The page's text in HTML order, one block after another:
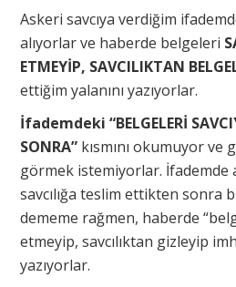
Askeri savcıya verdiğim
alıyorlar ve haberde belgeleri
ETMEYİP, SAVCILIKTAN
ettiğim yalanını yazıyorlar.
İfademdeki “BELGELERİ
SONRA”kısmını okumuyor ve
görmek istemiyorlar. İfademde
savcılığa teslim ettikten sonra
dememe rağmen, haberde
etmeyip, savcılıktan gizleyip
yazıyorlar.